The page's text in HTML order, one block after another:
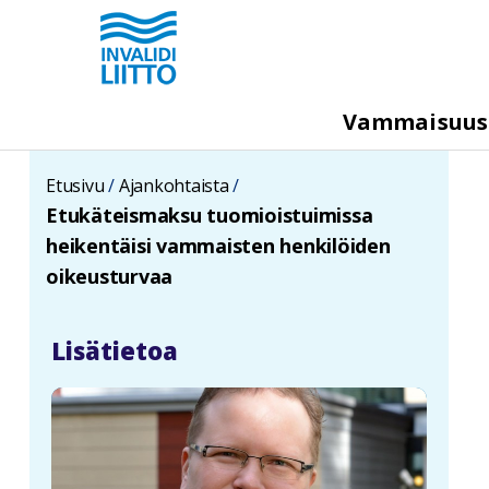
pääsisältöön
e
g
a
m
Vammaisuus
Etusivu Ajankohtaista
Etukäteismaksu tuomioistuimissa
heikentäisi vammaisten henkilöiden
oikeusturvaa
Lisätietoa